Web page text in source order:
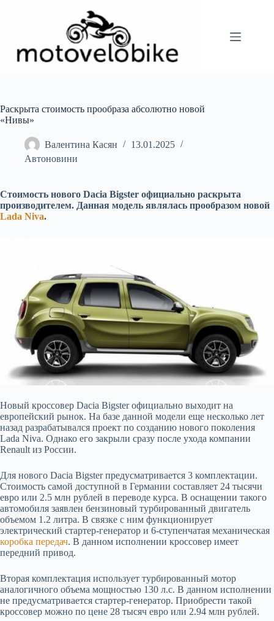
Раскрыта стоимость прообраза абсолютно новой
«Нивы»
Валентина Касян
13.01.2025
Автоновини
Стоимость нового Dacia Bigster официально раскрыта
производителем. Данная модель являлась прообразом новой
Lada Niva.
Новый кроссовер Dacia Bigster официально выходит на
европейский рынок. На базе данной модели еще несколько лет
назад разрабатывался проект по созданию нового поколения
Lada Niva. Однако его закрыли сразу после ухода компании
Renault из России.
Для нового Dacia Bigster предусматривается 3 комплектации.
Стоимость самой доступной в Германии составляет 24 тысячи
евро или 2.5 млн рублей в переводе курса. В оснащении такого
автомобиля заявлен бензиновый турбированный двигатель
объемом 1.2 литра. В связке с ним функционирует
электрический стартер-генератор и 6-ступенчатая механическая
коробка передач. В данном исполнении кроссовер имеет
передний привод.
Вторая комплектация использует турбированный мотор
аналогичного объема мощностью 130 л.с. В данном исполнении
не предусматривается стартер-генератор. Приобрести такой
кроссовер можно по цене 28 тысяч евро или 2.94 млн рублей.